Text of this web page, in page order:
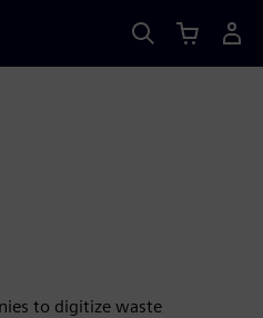
to digitize waste